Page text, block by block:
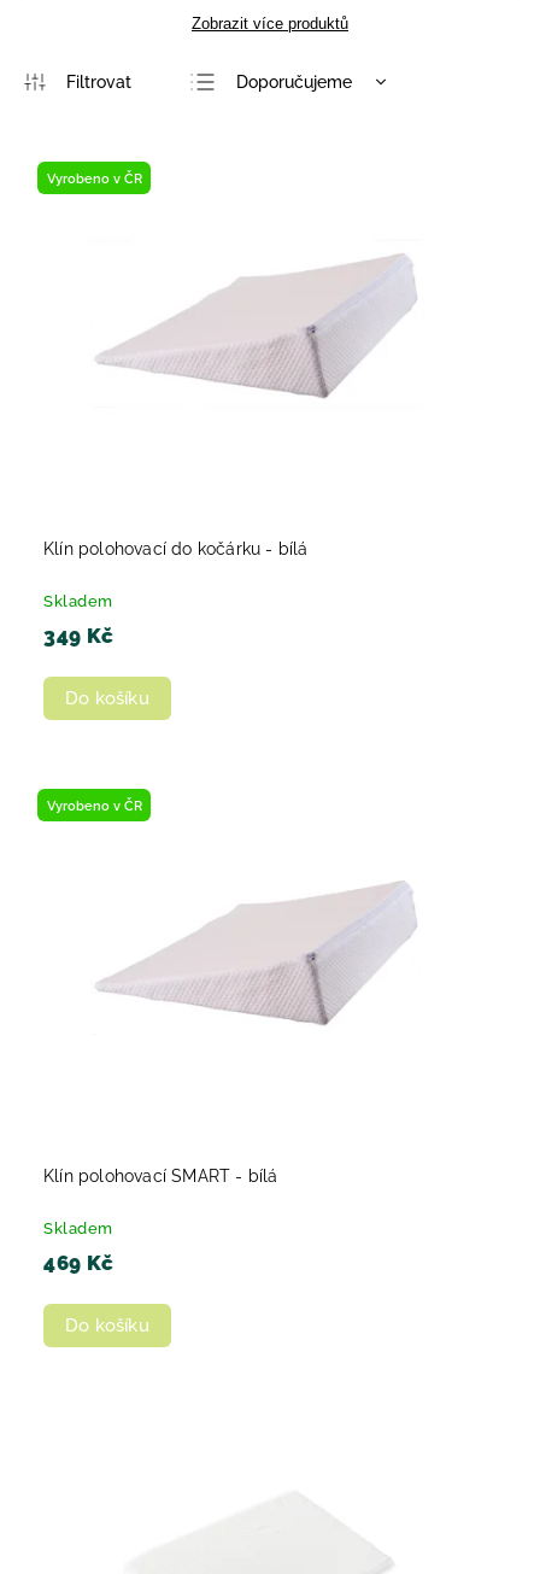
Zobrazit více produktů
Doporučujeme
Vyrobeno v ČR
Klín polohovací do kočárku - bílá
Skladem
349 Kč
Do košíku
Vyrobeno v ČR
Klín polohovací SMART - bílá
Skladem
469 Kč
Do košíku